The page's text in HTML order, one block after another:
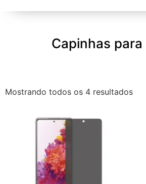
Capinhas para
Mostrando todos os 4 resultados